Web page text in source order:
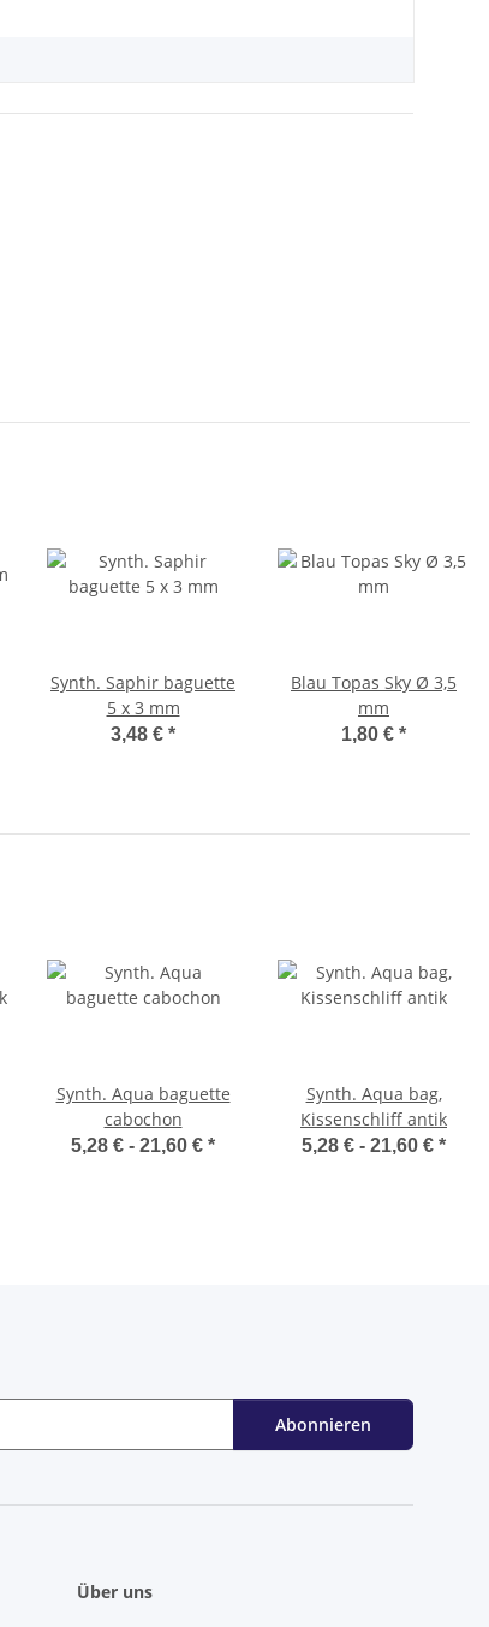
Synth. Saphir baguette
5 x 3 mm
3,48 € *
Blau Topas Sky Ø 3,5
mm
1,80 € *
Synth. Aqua baguette
cabochon
5,28 € - 21,60 € *
Synth. Aqua bag,
Kissenschliff antik
5,28 € - 21,60 € *
Abonnieren
Über uns